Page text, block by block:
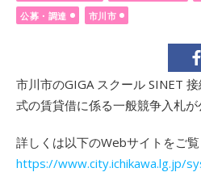
公募・調達
市川市
市川市のGIGA スクール SINET
式の賃貸借に係る一般競争入札が
詳しくは以下のWebサイトをご覧
https://www.city.ichikawa.lg.jp/